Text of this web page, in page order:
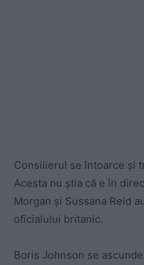
Consilierul se întoarce și
Acesta nu știa că e în
Morgan și Sussana Reid
oficialului britanic.
Boris Johnson se